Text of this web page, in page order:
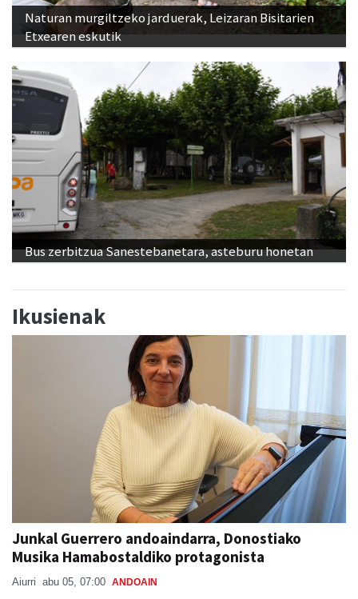
Naturan murgiltzeko jarduerak, Leizaran Bisitarien
Etxearen eskutik
Bus zerbitzua Sanestebanetara, asteburu honetan
Ikusienak
Junkal Guerrero andoaindarra, Donostiako
Musika Hamabostaldiko protagonista
Aiurri abu 05, 07:00 ANDOAIN